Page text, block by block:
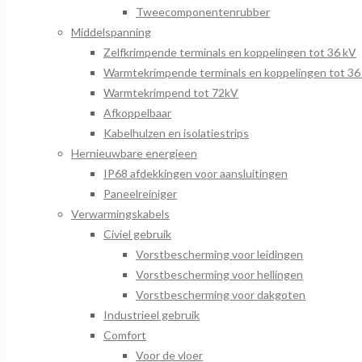
Tweecomponentenrubber
Middelspanning
Zelfkrimpende terminals en koppelingen tot 36 kV
Warmtekrimpende terminals en koppelingen tot
Warmtekrimpend tot 72kV
Afkoppelbaar
Kabelhulzen en isolatiestrips
Hernieuwbare energieen
IP68 afdekkingen voor aansluitingen
Paneelreiniger
Verwarmingskabels
Civiel gebruik
Vorstbescherming voor leidingen
Vorstbescherming voor hellingen
Vorstbescherming voor dakgoten
Industrieel gebruik
Comfort
Voor de vloer